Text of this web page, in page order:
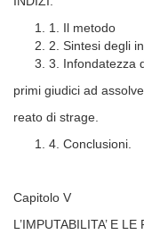
1. Il metodo
2. Sintesi degli
3. Infondatezza
primi giudici ad
reato di strage.
4. Conclusioni.
Capitolo V
L’IMPUTABILITA’ E LE